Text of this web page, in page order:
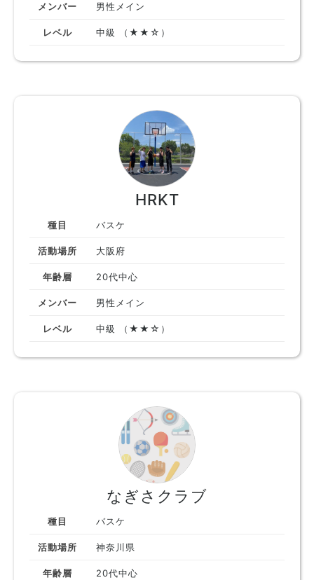
メンバー 男性メイン
レベル 中級 （★★☆）
HRKT
種目 バスケ
活動場所 大阪府
年齢層 20代中心
メンバー 男性メイン
レベル 中級 （★★☆）
なぎさクラブ
種目 バスケ
活動場所 神奈川県
年齢層 20代中心